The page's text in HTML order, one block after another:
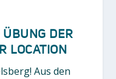
DER
LOCATION
Aus den